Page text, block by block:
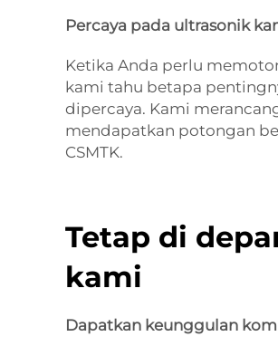
Percaya pada ultrasonik
Ketika Anda perlu
kami tahu betapa
dipercaya. Kami
mendapatkan potongan
CSMTK.
Tetap di
kami
Dapatkan keunggulan